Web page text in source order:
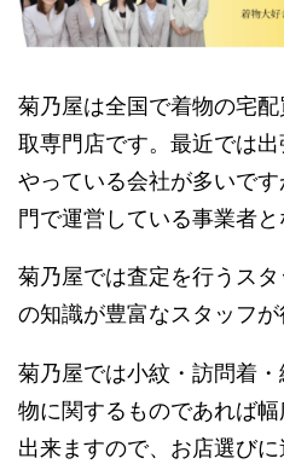
菊乃屋は全国で着物の宅
取専門店です。最近では
やっている会社が多いで
門で運営している事業者と
菊乃屋では査定を行うス
の知識が豊富なスタッフが
菊乃屋では小紋・訪問着
物に関するものであれば
出来ますので、お店選び